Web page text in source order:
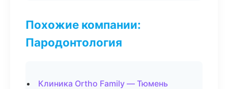
Похожие компании:
Пародонтология
Клиника Ortho Family — Тюмень